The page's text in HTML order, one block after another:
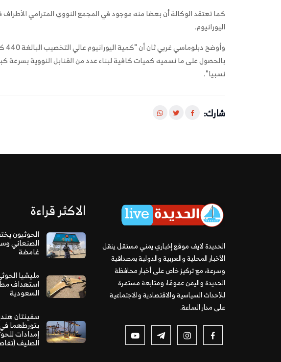
كما تعتقد الوكالة أن بعضا منه موجود في المجمع النووي المترامي
اليورانيوم.
بالحصول على ما نسميه كميات كافية لبناء عدد من القنابل النووية بسرعة
نسبيا".
شارك:
الحديدة لايف موقع إخباري يمني مستقل ينقل
الأخبار المحلية والعربية والدولية بمصداقية
وسرعة، مع تركيز خاص على أخبار محافظة
الحديدة واليمن عمومًا، ومتابعة مستمرة
للأحداث السياسية والاقتصادية والاجتماعية
على مدار الساعة.
الاكثر قراءة
الحوثيون
الصنعاني
غامضة
مليشيا
استهداف
السعودية
سفينتان
بتورطهما
إمدادات
الصليف